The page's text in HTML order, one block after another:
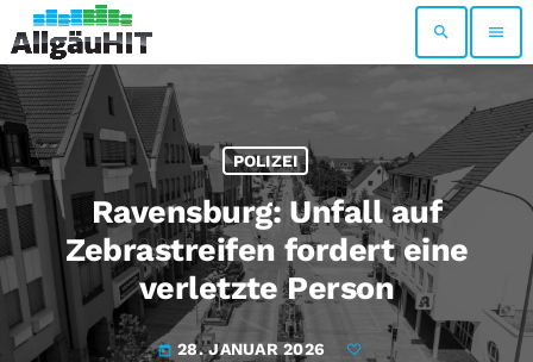
search menu
POLIZEI
Ravensburg: Unfall auf
Zebrastreifen fordert eine
verletzte Person
today 28. JANUAR 2026